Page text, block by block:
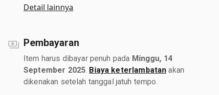
Detail lainnya
Pembayaran
Item harus dibayar penuh pada Minggu, 14
September 2025 Biaya keterlambatan akan
dikenakan setelah tanggal jatuh tempo.